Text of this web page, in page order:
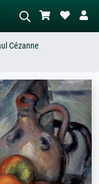
scène – ex. prairie verte,
avec beaucoup de rouge,
nu debout près d'un
arbre.
Cézanne